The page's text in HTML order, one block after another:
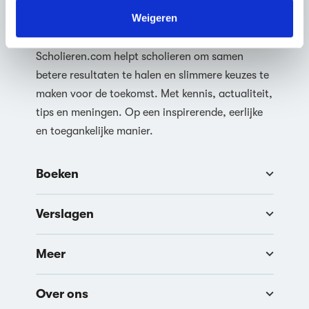
kunnen ontvangen en verwerken.
Weigeren
Samen ben je slimmer
Scholieren.com helpt scholieren om samen
betere resultaten te halen en slimmere keuzes te
maken voor de toekomst. Met kennis, actualiteit,
tips en meningen. Op een inspirerende, eerlijke
en toegankelijke manier.
Boeken
Verslagen
Meer
Over ons